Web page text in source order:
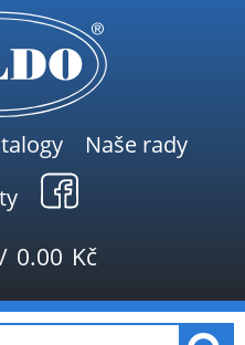
Naše rady
/ 0.00 Kč